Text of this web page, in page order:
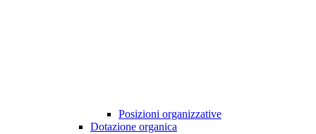
Posizioni organizzative
Dotazione organica